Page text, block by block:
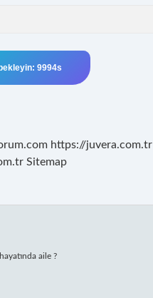
https://juvera.com.tr
Sitemap
aile ?